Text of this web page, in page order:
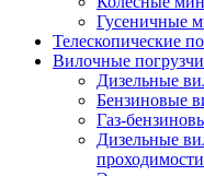
Гусеничные
Телескопические
Вилочные
Дизельные
Бензиновые
Газ-
Дизельные
проходимости